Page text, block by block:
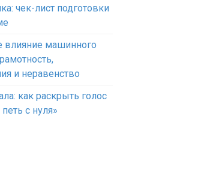
чек-лист подготовки
влияние машинного
и неравенство
как раскрыть голос
с нуля»